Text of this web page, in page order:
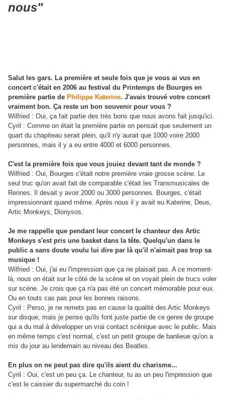
nous"
Salut les gars. La première et seule fois que je vous ai vus en
concert c'était en 2006 au festival du Printemps de Bourges en
première partie de Philippe Katerine. J'avais trouvé votre concert
vraiment bon. Ça reste un bon souvenir pour vous ?
Wilfried : Oui, ça fait partie des très bons que nous avons fait jusqu'ici.
Cyril : Comme on était la première partie on pensait que seulement un
quart du chapiteau serait plein, qu'il n'y aurait que 1000 voire 2000
personnes, mais il y a eu entre 4000 et 6000 personnes.
C'est la première fois que vous jouiez devant tant de monde ?
Wilfried : Oui, Bourges c'était notre première vraie grosse scène. Le
seul truc qu'on avait fait de comparable c'était les Transmusicales de
Rennes. Il devait y avoir 2000 ou 3000 personnes. Bourges, c'était
impressionnant quand même. Après nous il y avait eu Katerine, Deus,
Artic Monkeys, Dionysos.
Je me rappelle que pendant leur concert le chanteur des Artic
Monkeys s'est pris une basket dans la tête. Quelqu'un dans le
public a sans doute voulu lui dire par là qu'il n'aimait pas trop sa
musique !
Wilfried : Oui, j'ai eu l'impression que ça ne plaisait pas. A ce moment-
là, nous on était sur le côté de la scène et on voyait plein de trucs voler
sur scène. Je crois que ça n'a pas été un concert mémorable pour eux.
Ou en touts cas pas pour les bonnes raisons.
Cyril : Perso, je ne remets pas en cause la qualité des Artic Monkeys
sur disque, mais je pense qu'ils font juste partie de ce genre de groupe
qui a du mal à développer un vrai contact scénique avec le public. Mais
en même temps c'est normal, c'est un petit groupe de banlieue qu'on a
mis du jour au lendemain au niveau des Beatles.
En plus on ne peut pas dire qu'ils aient du charisme...
Cyril : Oui, c'est un peu ça. Le chanteur, tu as un peu l'impression que
c'est le caissier du supermarché du coin !